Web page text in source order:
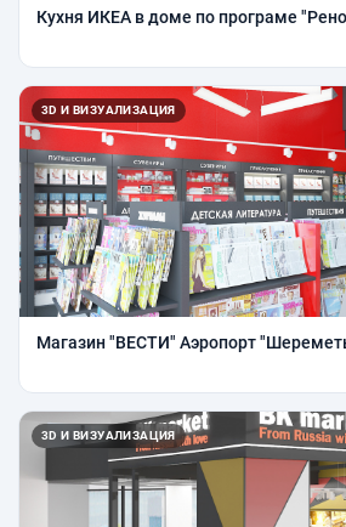
Кухня ИКЕА в доме по програме
3D И ВИЗУАЛИЗАЦИЯ
Магазин "ВЕСТИ" Аэропорт
3D И ВИЗУАЛИЗАЦИЯ